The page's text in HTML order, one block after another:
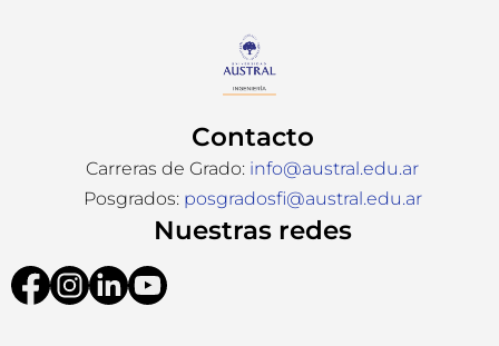
Contacto
Carreras de Grado: info@austral.edu.ar
Posgrados: posgradosfi@austral.edu.ar
Nuestras redes